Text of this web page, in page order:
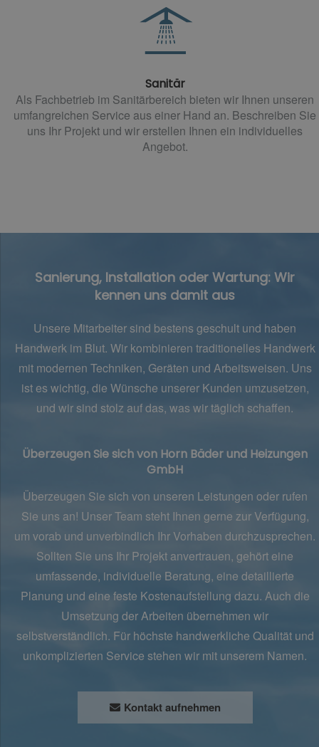
Sanitär
Als Fachbetrieb im Sanitärbereich bieten wir Ihnen unseren
umfangreichen Service aus einer Hand an. Beschreiben Sie
uns Ihr Projekt und wir erstellen Ihnen ein individuelles
Angebot.
Sanierung, Installation oder Wartung: Wir
kennen uns damit aus
Unsere Mitarbeiter sind bestens geschult und haben
Handwerk im Blut. Wir kombinieren traditionelles Handwerk
mit modernen Techniken, Geräten und Arbeitsweisen. Uns
ist es wichtig, die Wünsche unserer Kunden umzusetzen,
und wir sind stolz auf das, was wir täglich schaffen.
Überzeugen Sie sich von Horn Bäder und Heizungen
GmbH
Überzeugen Sie sich von unseren Leistungen oder rufen
Sie uns an! Unser Team steht Ihnen gerne zur Verfügung,
um vorab und unverbindlich Ihr Vorhaben durchzusprechen.
Sollten Sie uns Ihr Projekt anvertrauen, gehört eine
umfassende, individuelle Beratung, eine detaillierte
Planung und eine feste Kostenaufstellung dazu. Auch die
Umsetzung der Arbeiten übernehmen wir
selbstverständlich. Für höchste handwerkliche Qualität und
unkomplizierten Service stehen wir mit unserem Namen.
Kontakt aufnehmen